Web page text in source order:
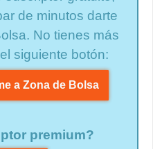
de minutos darte
No tienes más
siguiente botón:
a Zona de Bolsa
premium?